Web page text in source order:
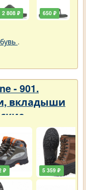
2 808 ₽ 650 ₽
.
- 901.
вкладыши
₽ 5 359 ₽